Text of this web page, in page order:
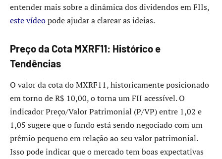
entender mais sobre a dinâmica dos dividendos em FIIs,
este vídeopode ajudar a clarear as ideias.
Preço da Cota MXRF11: Histórico e
Tendências
O valor da cota do MXRF11, historicamente posicionado
em torno de R$ 10,00, o torna um FII acessível. O
indicador Preço/Valor Patrimonial (P/VP) entre 1,02 e
1,05 sugere que o fundo está sendo negociado com um
prêmio pequeno em relação ao seu valor patrimonial.
Isso pode indicar que o mercado tem boas expectativas